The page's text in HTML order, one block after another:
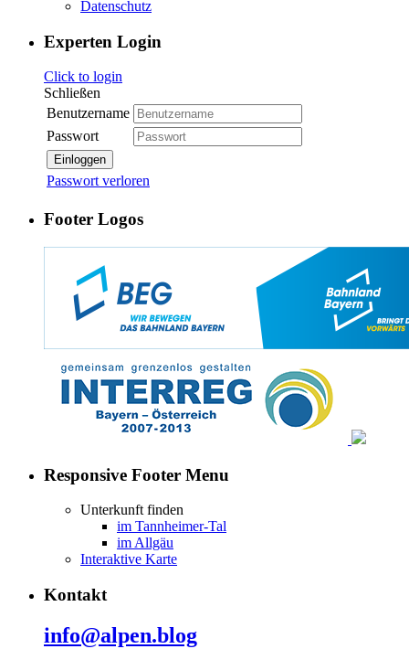
Datenschutz
Experten Login
Click to login
Schließen
Benutzername
Passwort
Einloggen
Passwort verloren
Footer Logos
Responsive Footer Menu
Unterkunft finden
im Tannheimer-Tal
im Allgäu
Interaktive Karte
Kontakt
info@alpen.blog